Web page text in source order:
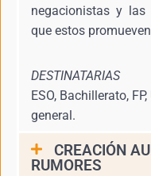
negacionistas y las
que estos
DESTINATARIAS​
ESO, Bachillerato,
general.
CREACIÓN
RUMORES